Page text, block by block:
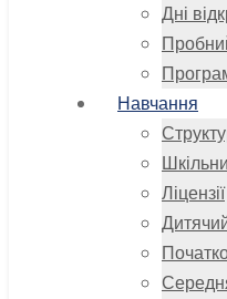
Дні
Навчання
Ліцензії